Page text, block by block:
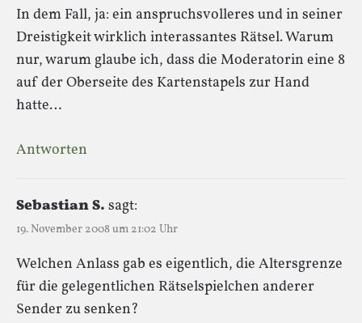
In dem Fall, ja: ein anspruchsvolleres und in seiner
Dreistigkeit wirklich interassantes Rätsel. Warum
nur, warum glaube ich, dass die Moderatorin eine 8
auf der Oberseite des Kartenstapels zur Hand
hatte…
Antworten
Sebastian S. sagt:
19. November 2008 um 21:02 Uhr
Welchen Anlass gab es eigentlich, die Altersgrenze
für die gelegentlichen Rätselspielchen anderer
Sender zu senken?